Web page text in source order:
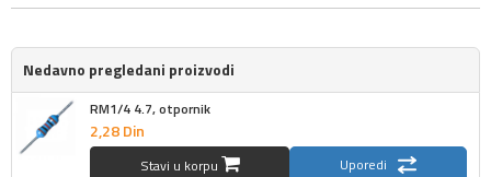
Nedavno pregledani proizvodi
RM1/4 4.7, otpornik
2,28Din
Stavi u korpu Uporedi